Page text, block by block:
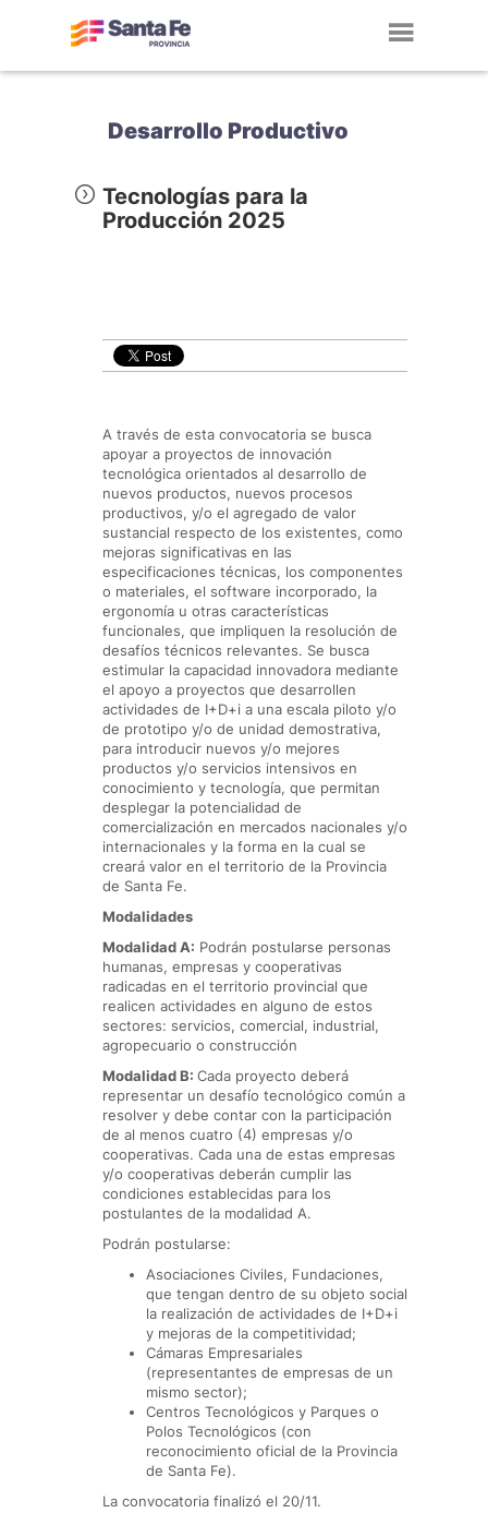
Desarrollo Productivo
Tecnologías para la
Producción 2025
A través de esta convocatoria se busca
apoyar a proyectos de innovación
tecnológica orientados al desarrollo de
nuevos productos, nuevos procesos
productivos, y/o el agregado de valor
sustancial respecto de los existentes, como
mejoras significativas en las
especificaciones técnicas, los componentes
o materiales, el software incorporado, la
ergonomía u otras características
funcionales, que impliquen la resolución de
desafíos técnicos relevantes. Se busca
estimular la capacidad innovadora mediante
el apoyo a proyectos que desarrollen
actividades de I+D+i a una escala piloto y/o
de prototipo y/o de unidad demostrativa,
para introducir nuevos y/o mejores
productos y/o servicios intensivos en
conocimiento y tecnología, que permitan
desplegar la potencialidad de
comercialización en mercados nacionales y/o
internacionales y la forma en la cual se
creará valor en el territorio de la Provincia
de Santa Fe.
Modalidades
Modalidad A: Podrán postularse personas
humanas, empresas y cooperativas
radicadas en el territorio provincial que
realicen actividades en alguno de estos
sectores: servicios, comercial, industrial,
agropecuario o construcción
Modalidad B: Cada proyecto deberá
representar un desafío tecnológico común a
resolver y debe contar con la participación
de al menos cuatro (4) empresas y/o
cooperativas. Cada una de estas empresas
y/o cooperativas deberán cumplir las
condiciones establecidas para los
postulantes de la modalidad A.
Podrán postularse:
Asociaciones Civiles, Fundaciones,
que tengan dentro de su objeto social
la realización de actividades de I+D+i
y mejoras de la competitividad;
Cámaras Empresariales
(representantes de empresas de un
mismo sector);
Centros Tecnológicos y Parques o
Polos Tecnológicos (con
reconocimiento oficial de la Provincia
de Santa Fe).
La convocatoria finalizó el 20/11.